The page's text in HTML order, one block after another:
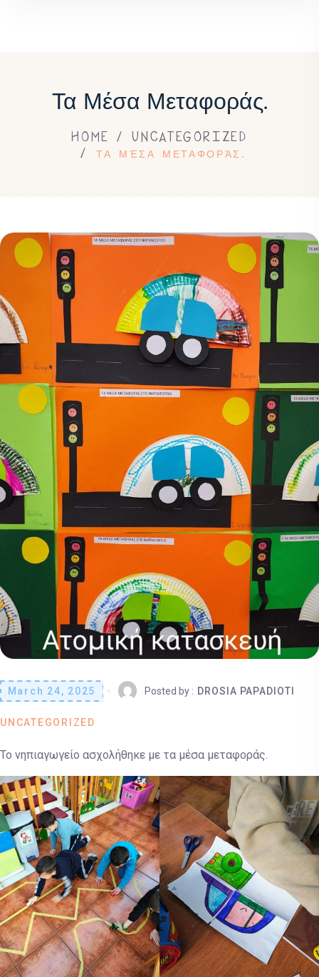
Τα Μέσα Μεταφοράς.
HOME
UNCATEGORIZED
ΤΑ ΜΈΣΑ ΜΕΤΑΦΟΡΆΣ.
March 24, 2025 Posted by : DROSIA PAPADIOTI
UNCATEGORIZED
Το νηπιαγωγείο ασχολήθηκε με τα μέσα μεταφοράς.